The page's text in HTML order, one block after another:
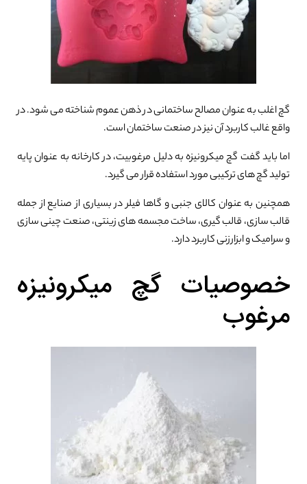
گچ اغلب به عنوان مصالح ساختمانی در ذهن عموم شناخته می شود. در
واقع غالب کاربرد آن نیز در صنعت ساختمان است.
اما باید گفت گچ میکرونیزه به دلیل مرغوبیت، در کارخانه به عنوان پایه
تولید گچ های ترکیبی مورد استفاده قرار می گیرد.
همچنین به عنوان کالای جنبی و گاها فیلر در بسیاری از صنایع از جمله
قالب سازی، قالب گیری، ساخت مجسمه های زینتی، صنعت چینی سازی
و سرامیک و ابزارزنی کاربرد دارد.
خصوصیات گچ میکرونیزه
مرغوب